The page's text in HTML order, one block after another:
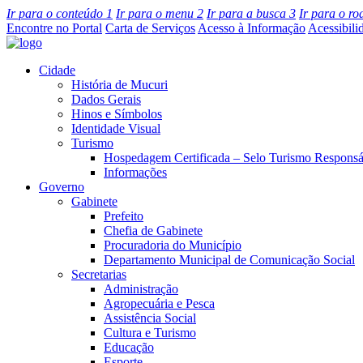
Ir para o conteúdo 1 Ir para o menu 2 Ir para a busca 3 Ir para o
Encontre no Portal Carta de Serviços Acesso à Informação
Cidade
História de Mucuri
Dados Gerais
Hinos e Símbolos
Identidade Visual
Turismo
Hospedagem Certificada – Selo Turismo
Informações
Governo
Gabinete
Prefeito
Chefia de Gabinete
Procuradoria do Município
Departamento Municipal de Comunicação Social
Secretarias
Administração
Agropecuária e Pesca
Assistência Social
Cultura e Turismo
Educação